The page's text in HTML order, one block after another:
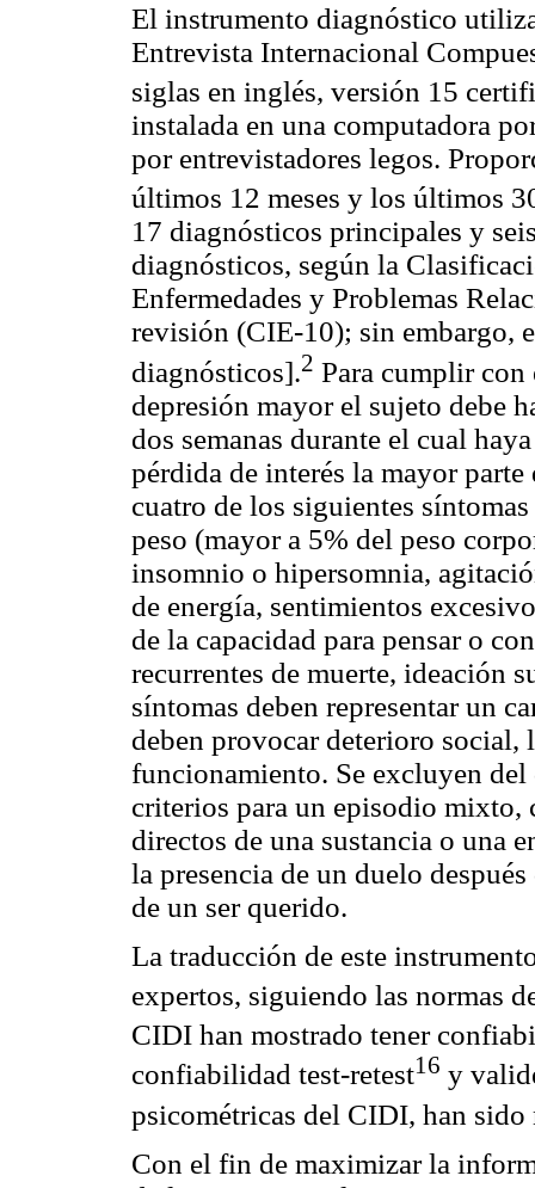
El instrumento diagnóstico
Entrevista Internacional
siglas en inglés, versión 15
instalada en una computadora
por entrevistadores legos.
últimos 12 meses y los últimos
17 diagnósticos principales y
diagnósticos, según la
Enfermedades y Problemas
revisión (CIE-10); sin embargo,
diagnósticos].2 Para cumplir
depresión mayor el sujeto debe
dos semanas durante el cual
pérdida de interés la mayor
cuatro de los siguientes
peso (mayor a 5% del peso
insomnio o hipersomnia,
de energía, sentimientos
de la capacidad para pensar o
recurrentes de muerte, ideación
síntomas deben representar un
deben provocar deterioro social,
funcionamiento. Se excluyen
criterios para un episodio mixto,
directos de una sustancia o una
la presencia de un duelo
de un ser querido.
La traducción de este
expertos, siguiendo las normas
CIDI han mostrado tener
confiabilidad test-retest16 y
psicométricas del CIDI, han
Con el fin de maximizar la